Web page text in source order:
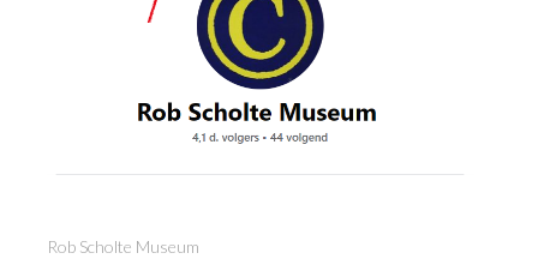
Rob Scholte Museum